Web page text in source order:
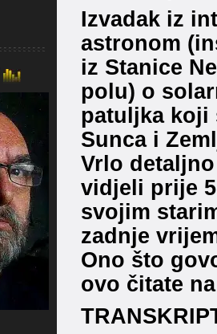
Izvadak iz
astronom
iz Stanice
polu) o
patuljka koji
Sunca i
Vrlo
vidjeli prije
svojim
zadnje
Ono što
ovo čitate